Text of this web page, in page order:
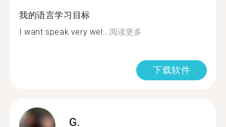
我的语言学习目标
I want speak very wel...阅读更多
下载软件
G.